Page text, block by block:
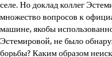
селе. Но доклад коллег
множество вопросов к
машине, якобы
Эстемировой, не было